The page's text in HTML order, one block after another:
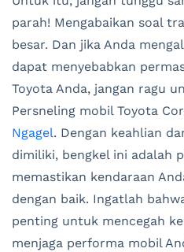
parah! Mengabaikan soal
besar. Dan jika Anda
dapat menyebabkan
Toyota Anda, jangan ragu
Persneling mobil Toyota
Ngagel. Dengan keahlian
dimiliki, bengkel ini adalah
memastikan kendaraan
dengan baik. Ingatlah
penting untuk mencegah
menjaga performa mobil